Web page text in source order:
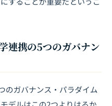
連携の5つのガバナン
のガバナンス・パラダイム